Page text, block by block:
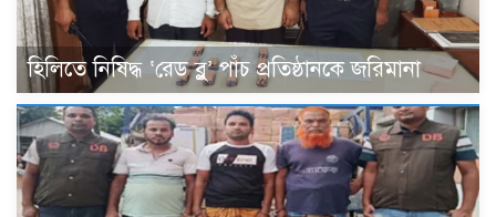
হিলিতে নিষিদ্ধ ‘রেড ব্লু’ পাঁচ প্রতিষ্ঠানকে জরিমানা